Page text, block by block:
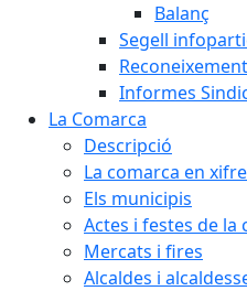
Balanç
Segell
Informes
La Comarca
Descripció
La comarca en
Els municipis
Actes i festes de la
Mercats i fires
Alcaldes i